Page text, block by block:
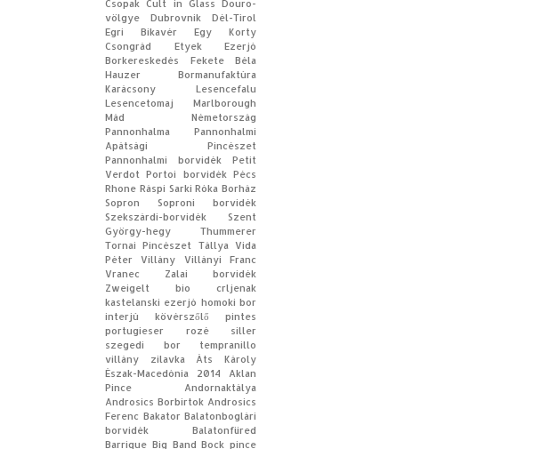
Csopak Cult in Glass Douro-
völgye
Dubrovnik
Dél-Tirol
Egri Bikavér
Egy Korty
Csongrád
Etyek
Ezerjó
Borkereskedés
Fekete Béla
Hauzer Bormanufaktúra
Karácsony
Lesencefalu
Lesencetomaj
Marlborough
Mád
Németország
Pannonhalma
Pannonhalmi
Apátsági Pincészet
Pannonhalmi borvidék
Petit
Verdot Portoi borvidék Pécs
Rhone Ráspi Sarki Róka Borház
Sopron
Soproni borvidék
Szekszárdi-borvidék
Szent
György-hegy
Thummerer
Tornai Pincészet Tállya Vida
Péter
Villány
Villányi Franc
Vranec
Zalai borvidék
Zweigelt
bio
crljenak
kastelanski ezerjó homoki bor
interjú
kövérszőlő
pintes
portugieser
rozé
siller
szegedi bor
tempranillo
villány
zilavka
Áts Károly
Észak-Macedónia
2014
Aklan
Pince
Andornaktálya
Androsics Borbirtok Androsics
Ferenc Bakator Balatonboglári
borvidék
Balatonfüred
Barrique Big Band Bock pince